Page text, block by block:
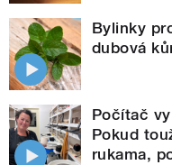
Bylinky
dubová
Počítač
Pokud
rukama,